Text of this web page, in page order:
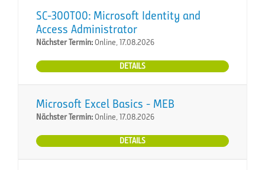
SC-300T00: Microsoft Identity and
Access Administrator
Nächster Termin:Online, 17.08.2026
DETAILS
Microsoft Excel Basics - MEB
Nächster Termin:Online, 17.08.2026
DETAILS